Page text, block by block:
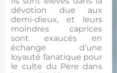
dévotion due aux
demi-dieux, et leurs
moindres caprices
sont exaucés en
échange d’une
loyauté fanatique pour
le culte du Père dans